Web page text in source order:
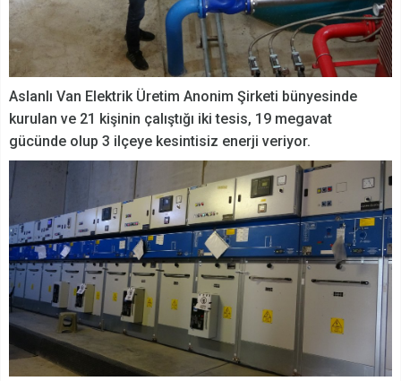
Aslanlı Van Elektrik Üretim Anonim Şirketi bünyesinde
kurulan ve 21 kişinin çalıştığı iki tesis, 19 megavat
gücünde olup 3 ilçeye kesintisiz enerji veriyor.